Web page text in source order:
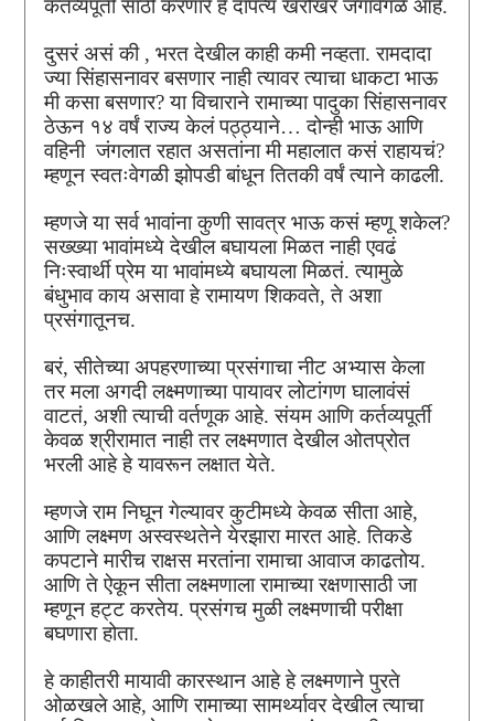
कर्तव्यपूर्ती साठी करणारे हे दांपत्य खरोखर जगावेगळे आहे.
दुसरं असं की , भरत देखील काही कमी नव्हता. रामदादा
ज्या सिंहासनावर बसणार नाही त्यावर त्याचा धाकटा भाऊ
मी कसा बसणार? या विचाराने रामाच्या पादुका सिंहासनावर
ठेऊन १४ वर्षं राज्य केलं पठ्ठ्याने… दोन्ही भाऊ आणि
वहिनी जंगलात रहात असतांना मी महालात कसं राहायचं?
म्हणून स्वतःवेगळी झोपडी बांधून तितकी वर्षं त्याने काढली.
म्हणजे या सर्व भावांना कुणी सावत्र भाऊ कसं म्हणू शकेल?
सख्ख्या भावांमध्ये देखील बघायला मिळत नाही एवढं
निःस्वार्थी प्रेम या भावांमध्ये बघायला मिळतं. त्यामुळे
बंधुभाव काय असावा हे रामायण शिकवते, ते अशा
प्रसंगातूनच.
बरं, सीतेच्या अपहरणाच्या प्रसंगाचा नीट अभ्यास केला
तर मला अगदी लक्ष्मणाच्या पायावर लोटांगण घालावंसं
वाटतं, अशी त्याची वर्तणूक आहे. संयम आणि कर्तव्यपूर्ती
केवळ श्रीरामात नाही तर लक्ष्मणात देखील ओतप्रोत
भरली आहे हे यावरून लक्षात येते.
म्हणजे राम निघून गेल्यावर कुटीमध्ये केवळ सीता आहे,
आणि लक्ष्मण अस्वस्थतेने येरझारा मारत आहे. तिकडे
कपटाने मारीच राक्षस मरतांना रामाचा आवाज काढतोय.
आणि ते ऐकून सीता लक्ष्मणाला रामाच्या रक्षणासाठी जा
म्हणून हट्ट करतेय. प्रसंगच मुळी लक्ष्मणाची परीक्षा
बघणारा होता.
हे काहीतरी मायावी कारस्थान आहे हे लक्ष्मणाने पुरते
ओळखले आहे, आणि रामाच्या सामर्थ्यावर देखील त्याचा